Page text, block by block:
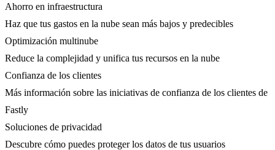
Ahorro en infraestructura
Haz que tus gastos en la nube sean más bajos y predecibles
Optimización multinube
Reduce la complejidad y unifica tus recursos en la nube
Confianza de los clientes
Más información sobre las iniciativas de confianza de los clientes de
Fastly
Soluciones de privacidad
Descubre cómo puedes proteger los datos de tus usuarios